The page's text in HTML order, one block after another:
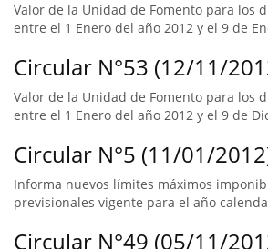
Valor de la Unidad de Fomento para los
entre el 1 Enero del año 2012 y el 9 de
Circular N°53 (12/11/
Valor de la Unidad de Fomento para los
entre el 1 Enero del año 2012 y el 9 de
Circular N°5 (11/01/
Informa nuevos límites máximos
previsionales vigente para el año
Circular N°49 (05/11/